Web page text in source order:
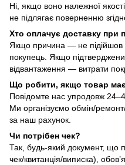
Ні, якщо воно належної
не підлягає поверненню
Хто оплачує доставку при
Якщо причина — не підійшов
покупець. Якщо
відвантаження — витрати
Що робити, якщо товар
Повідомте нас упродовж
Ми організуємо обмін/
за наш рахунок.
Чи потрібен чек?
Так, будь-який документ, що
чек/квитанція/виписка),